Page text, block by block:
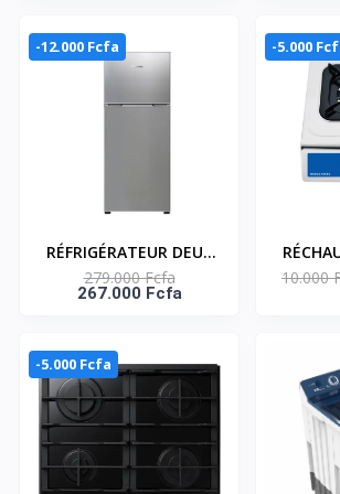
-12.000 Fcfa
RÉFRIGÉRATEUR DEUX
PORTES 251 LITRES
NET–RD-32WR4SA
279.000 Fcfa
267.000 Fcfa
-5.000
–
10.000
-5.000 Fcfa